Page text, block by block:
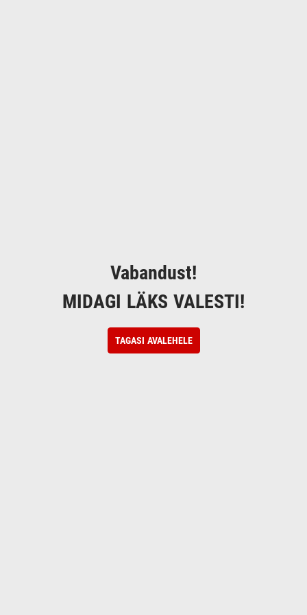
Vabandust!
MIDAGI LÄKS VALESTI!
TAGASI AVALEHELE